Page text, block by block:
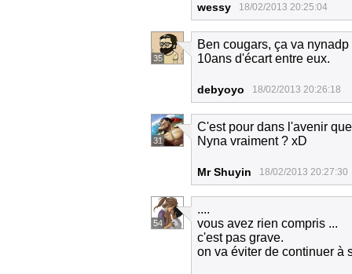
wessy 18/02/2013 20:25:04
35
Ben cougars, ça va
10ans d'écart entre eux.
debyoyo 18/02/2013 20:26:18
31
C'est pour dans l'avenir
Nyna vraiment ? xD
Mr Shuyin 18/02/2013 20:27:30
54
....
vous avez rien compris ...
c'est pas grave.
on va éviter de continuer à